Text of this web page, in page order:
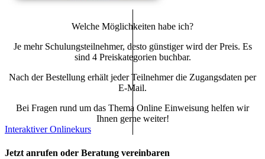
Welche Möglichkeiten habe ich?
Je mehr Schulungsteilnehmer, desto günstiger wird der Preis. Es
sind 4 Preiskategorien buchbar.
Nach der Bestellung erhält jeder Teilnehmer die Zugangsdaten per
E-Mail.
Bei Fragen rund um das Thema Online Einweisung helfen wir
Ihnen gerne weiter!
Interaktiver Onlinekurs
Jetzt anrufen oder Beratung vereinbaren